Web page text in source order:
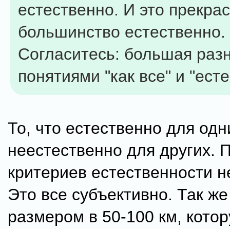
естественно. И это
большинство естественно.
Согласитесь: большая
понятиями "как все" и
То, что естественно для
неестественно для других.
критериев естественности
Это все субъективно. Так
размером в 50-100 км,